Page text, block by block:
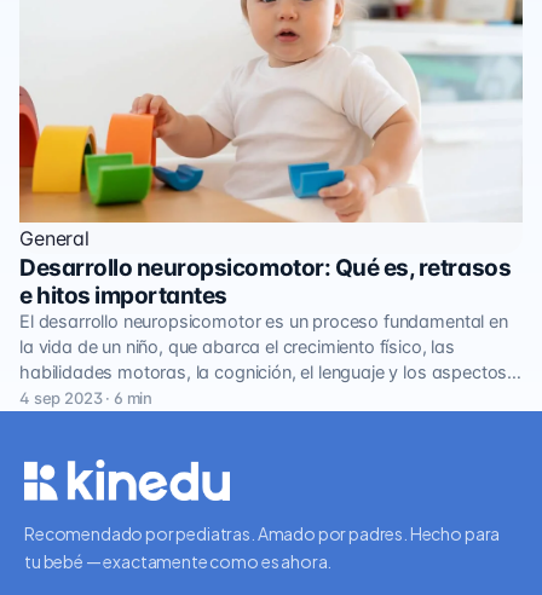
General
Desarrollo neuropsicomotor: Qué es, retrasos
e hitos importantes
El desarrollo neuropsicomotor es un proceso fundamental en
la vida de un niño, que abarca el crecimiento físico, las
habilidades motoras, la cognición, el lenguaje y los aspectos…
4 sep 2023 · 6 min
Recomendado por pediatras. Amado por padres. Hecho para
tu bebé — exactamente como es ahora.